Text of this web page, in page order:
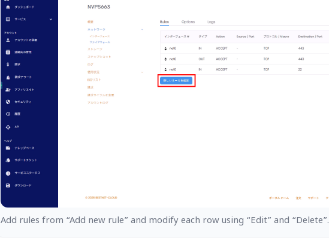
Add rules from “Add new rule” and modify each row using “Edit” and “Delete”.